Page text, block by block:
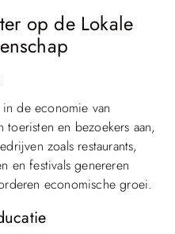
op de Lokale
de economie van
en bezoekers aan,
zoals restaurants,
en festivals genereren
economische groei.